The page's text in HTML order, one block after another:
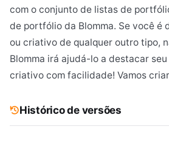
com o conjunto de listas de
de portfólio da Blomma. Se você é
ou criativo de qualquer outro tipo,
Blomma irá ajudá-lo a destacar
criativo com facilidade! Vamos
Histórico de versões